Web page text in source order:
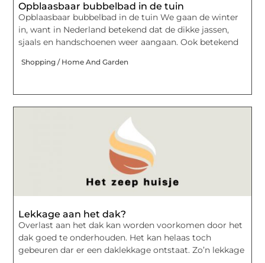
Opblaasbaar bubbelbad in de tuin
Opblaasbaar bubbelbad in de tuin We gaan de winter
in, want in Nederland betekend dat de dikke jassen,
sjaals en handschoenen weer aangaan. Ook betekend
Shopping / Home And Garden
Lekkage aan het dak?
Overlast aan het dak kan worden voorkomen door het
dak goed te onderhouden. Het kan helaas toch
gebeuren dar er een daklekkage ontstaat. Zo’n lekkage